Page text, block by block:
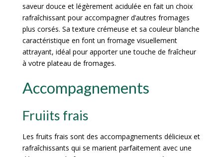
saveur douce et légèrement acidulée en fait un choix
rafraîchissant pour accompagner d’autres fromages
plus corsés. Sa texture crémeuse et sa couleur blanche
caractéristique en font un fromage visuellement
attrayant, idéal pour apporter une touche de fraîcheur
à votre plateau de fromages.
Accompagnements
Fruiits frais
Les fruits frais sont des accompagnements délicieux et
rafraîchissants qui se marient parfaitement avec une